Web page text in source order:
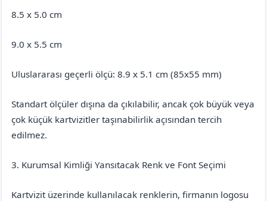
8.5 x 5.0 cm
9.0 x 5.5 cm
Uluslararası geçerli ölçü: 8.9 x 5.1 cm (85x55 mm)
Standart ölçüler dışına da çıkılabilir, ancak çok büyük veya
çok küçük kartvizitler taşınabilirlik açısından tercih
edilmez.
3. Kurumsal Kimliği Yansıtacak Renk ve Font Seçimi
Kartvizit üzerinde kullanılacak renklerin, firmanın logosu